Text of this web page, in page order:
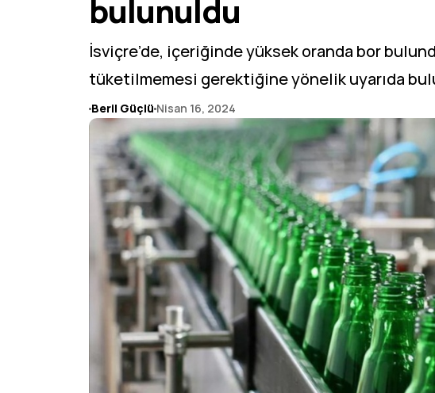
bulunuldu
İsviçre’de, içeriğinde yüksek oranda bor
tüketilmemesi gerektiğine yönelik uyarıda
Beril Güçlü Nisan 16, 2024